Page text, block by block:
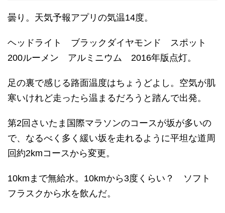
曇り。天気予報アプリの気温14度。
ヘッドライト ブラックダイヤモンド スポット
200ルーメン アルミニウム 2016年版点灯。
足の裏で感じる路面温度はちょうどよし。空気が肌
寒いけれど走ったら温まるだろうと踏んで出発。
第2回さいたま国際マラソンのコースが坂が多いの
で、なるべく多く緩い坂を走れるように平坦な道周
回約2kmコースから変更。
10kmまで無給水。10kmから3度くらい？ ソフト
フラスクから水を飲んだ。